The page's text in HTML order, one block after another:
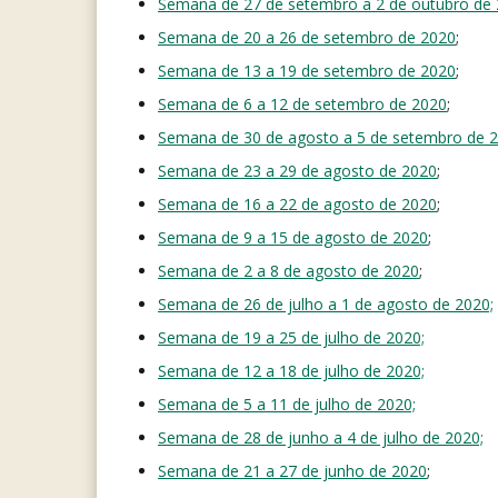
Semana de 20 a 26 de setembro de 2020;
Semana de 13 a 19 de setembro de 2020;
Semana de 6 a 12 de setembro de 2020;
Semana de 30 de agosto a 5 de setembro de
Semana de 23 a 29 de agosto de 2020;
Semana de 16 a 22 de agosto de 2020;
Semana de 9 a 15 de agosto de 2020;
Semana de 2 a 8 de agosto de 2020;
Semana de 26 de julho a 1 de agosto de 2020;
Semana de 19 a 25 de julho de 2020;
Semana de 12 a 18 de julho de 2020;
Semana de 5 a 11 de julho de 2020;
Semana de 28 de junho a 4 de julho de 2020;
Semana de 21 a 27 de junho de 2020;